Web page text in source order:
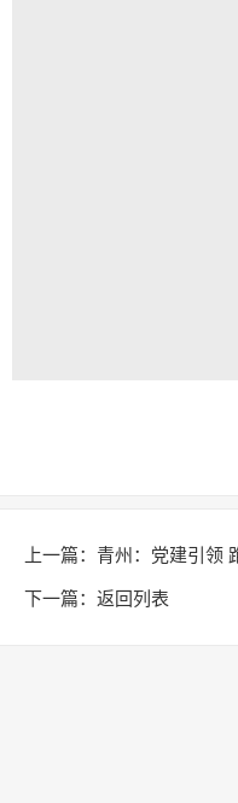
上一篇： 青州：党建引领
下一篇： 返回列表